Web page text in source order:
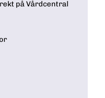
på Vårdcentral